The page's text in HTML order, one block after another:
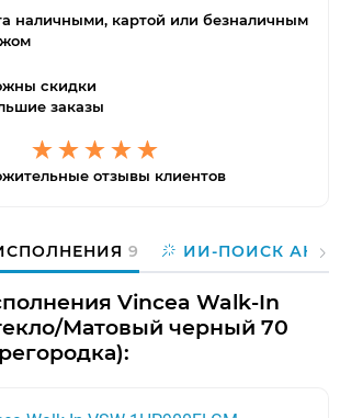
наличными, картой или безналичным
скидки
заказы
отзывы клиентов
9 ИИ-ПОИСК
Vincea Walk-In
Матовый черный 70